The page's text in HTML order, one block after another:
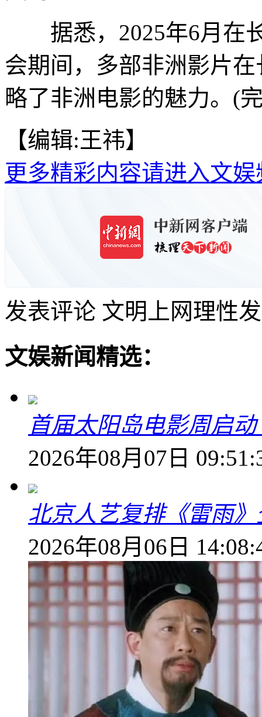
据悉，2025年6月在
会期间，多部非洲影片
略了非洲电影的魅力。(
【编辑:王祎】
更多精彩内容请进入文娱
发表评论 文明上网理性
文娱新闻精选：
首届太阳岛电影周启
2026年08月07日
北京人艺复排《雷雨》
2026年08月06日